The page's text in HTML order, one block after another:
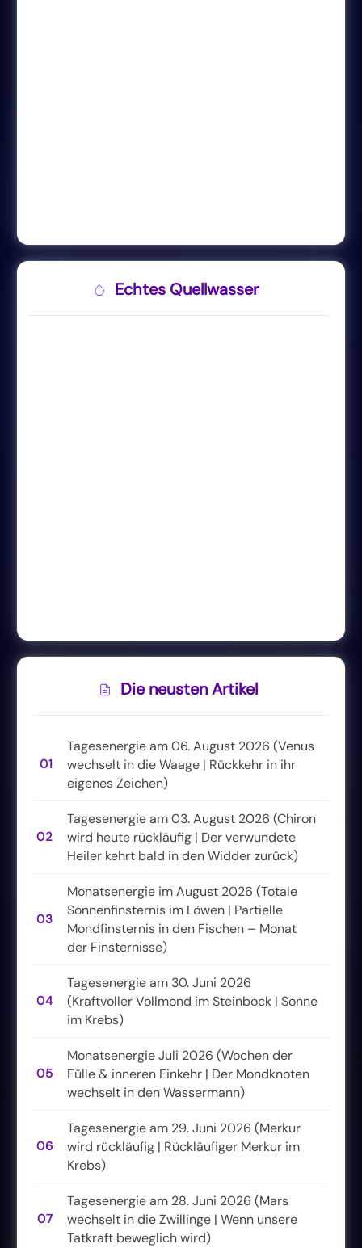
Echtes Quellwasser
Die neusten Artikel
01
Tagesenergie am 06. August 2026 (Venus
wechselt in die Waage | Rückkehr in ihr
eigenes Zeichen)
02
Tagesenergie am 03. August 2026 (Chiron
wird heute rückläufig | Der verwundete
Heiler kehrt bald in den Widder zurück)
03
Monatsenergie im August 2026 (Totale
Sonnenfinsternis im Löwen | Partielle
Mondfinsternis in den Fischen – Monat
der Finsternisse)
04
Tagesenergie am 30. Juni 2026
(Kraftvoller Vollmond im Steinbock | Sonne
im Krebs)
05
Monatsenergie Juli 2026 (Wochen der
Fülle & inneren Einkehr | Der Mondknoten
wechselt in den Wassermann)
06
Tagesenergie am 29. Juni 2026 (Merkur
wird rückläufig | Rückläufiger Merkur im
Krebs)
07
Tagesenergie am 28. Juni 2026 (Mars
wechselt in die Zwillinge | Wenn unsere
Tatkraft beweglich wird)